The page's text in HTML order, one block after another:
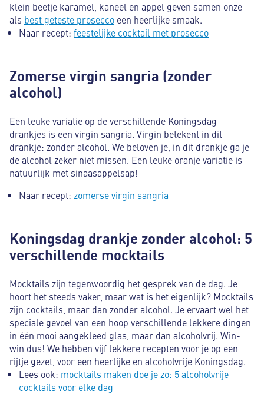
klein beetje karamel, kaneel en appel geven samen onze
als best geteste prosecco een heerlijke smaak.
Naar recept: feestelijke cocktail met prosecco
Zomerse virgin sangria (zonder
alcohol)
Een leuke variatie op de verschillende Koningsdag
drankjes is een virgin sangria. Virgin betekent in dit
drankje: zonder alcohol. We beloven je, in dit drankje ga je
de alcohol zeker niet missen. Een leuke oranje variatie is
natuurlijk met sinaasappelsap!
Naar recept: zomerse virgin sangria
Koningsdag drankje zonder alcohol: 5
verschillende mocktails
Mocktails zijn tegenwoordig het gesprek van de dag. Je
hoort het steeds vaker, maar wat is het eigenlijk? Mocktails
zijn cocktails, maar dan zonder alcohol. Je ervaart wel het
speciale gevoel van een hoop verschillende lekkere dingen
in één mooi aangekleed glas, maar dan alcoholvrij. Win-
win dus! We hebben vijf lekkere recepten voor je op een
rijtje gezet, voor een heerlijke en alcoholvrije Koningsdag.
Lees ook: mocktails maken doe je zo: 5 alcoholvrije
cocktails voor elke dag